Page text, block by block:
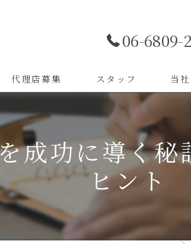
06-6809-
代理店募集 スタッフ 当
代理店
制作
成功に導く
ヒント